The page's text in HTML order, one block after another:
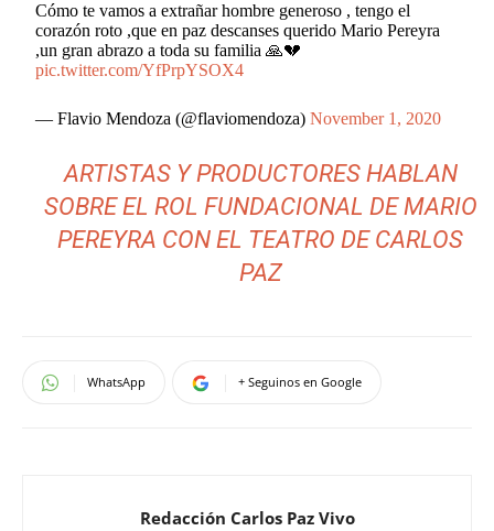
Cómo te vamos a extrañar hombre generoso , tengo el
corazón roto ,que en paz descanses querido Mario Pereyra
,un gran abrazo a toda su familia 🙏💔
pic.twitter.com/YfPrpYSOX4
— Flavio Mendoza (@flaviomendoza)November 1, 2020
ARTISTAS Y PRODUCTORES HABLAN
SOBRE EL ROL FUNDACIONAL DE MARIO
PEREYRA CON EL TEATRO DE CARLOS
PAZ
WhatsApp + Seguinos en Google
Redacción Carlos Paz Vivo